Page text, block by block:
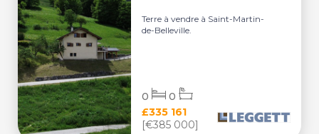
Terre à vendre à Saint-Martin-
de-Belleville.
£335 161
[€385 000]
0 0